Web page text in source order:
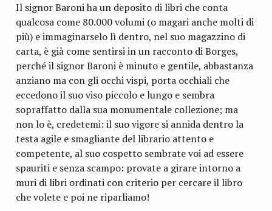
Il signor Baroni ha un deposito di libri che conta
qualcosa come 80.000 volumi (o magari anche molti di
più) e immaginarselo lì dentro, nel suo magazzino di
carta, è già come sentirsi in un racconto di Borges,
perché il signor Baroni è minuto e gentile, abbastanza
anziano ma con gli occhi vispi, porta occhiali che
eccedono il suo viso piccolo e lungo e sembra
sopraffatto dalla sua monumentale collezione; ma
non lo è, credetemi: il suo vigore si annida dentro la
testa agile e smagliante del librario attento e
competente, al suo cospetto sembrate voi ad essere
spauriti e senza scampo: provate a girare intorno a
muri di libri ordinati con criterio per cercare il libro
che volete e poi ne riparliamo!